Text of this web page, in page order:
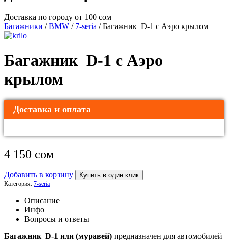
Доставка по городу от 100 сом
Багажники /BMW / 7-seria / Багажник D-1 с Аэро крылом
Багажник D-1 с Аэро
крылом
Доставка и оплата
4 150 сом
Добавить в корзину Купить в один клик
Категория: 7-seria
Описание
Инфо
Вопросы и ответы
Багажник D-1 или (муравей) предназначен для автомобилей